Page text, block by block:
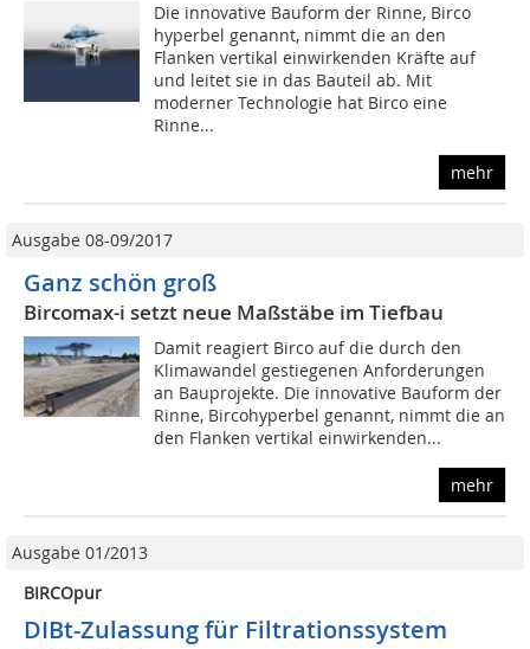
Die innovative Bauform der Rinne, Birco
hyperbel genannt, nimmt die an den
Flanken vertikal einwirkenden Kräfte auf
und leitet sie in das Bauteil ab. Mit
moderner Technologie hat Birco eine
Rinne...
mehr
Ausgabe 08-09/2017
Ganz schön groß
Bircomax-i setzt neue Maßstäbe im Tiefbau
Damit reagiert Birco auf die durch den
Klimawandel gestiegenen Anforderungen
an Bauprojekte. Die innovative Bauform der
Rinne, Bircohyperbel genannt, nimmt die an
den Flanken vertikal einwirkenden...
mehr
Ausgabe 01/2013
BIRCOpur
DIBt-Zulassung für Filtrationssystem